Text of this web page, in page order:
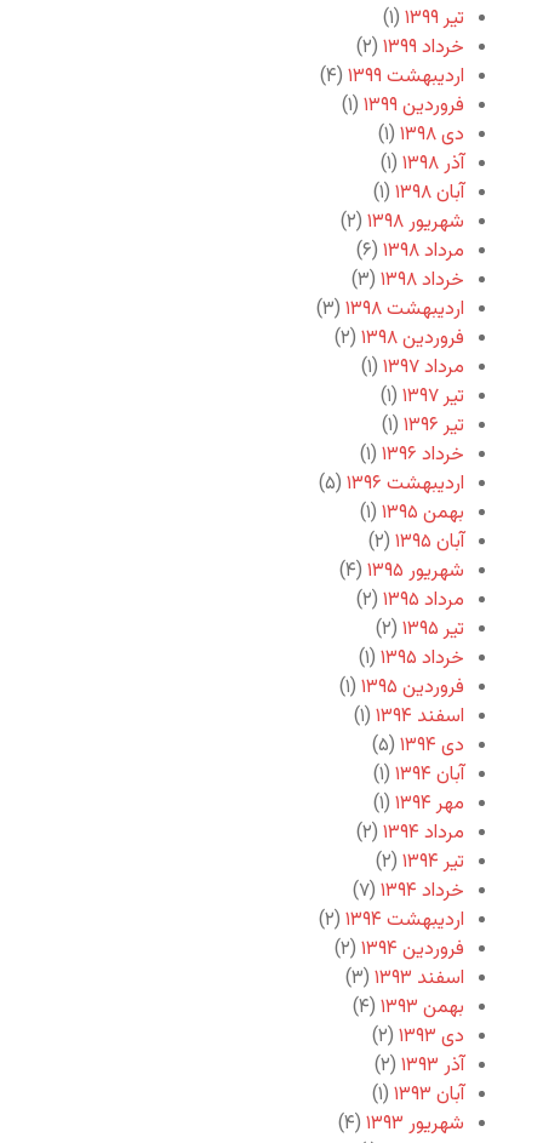
تیر ۱۳۹۹
(۱)
خرداد ۱۳۹۹
(۲)
اردیبهشت ۱۳۹۹
(۴)
فروردین ۱۳۹۹
(۱)
دی ۱۳۹۸
(۱)
آذر ۱۳۹۸
(۱)
آبان ۱۳۹۸
(۱)
شهریور ۱۳۹۸
(۲)
مرداد ۱۳۹۸
(۶)
خرداد ۱۳۹۸
(۳)
اردیبهشت ۱۳۹۸
(۳)
فروردین ۱۳۹۸
(۲)
مرداد ۱۳۹۷
(۱)
تیر ۱۳۹۷
(۱)
تیر ۱۳۹۶
(۱)
خرداد ۱۳۹۶
(۱)
اردیبهشت ۱۳۹۶
(۵)
بهمن ۱۳۹۵
(۱)
آبان ۱۳۹۵
(۲)
شهریور ۱۳۹۵
(۴)
مرداد ۱۳۹۵
(۲)
تیر ۱۳۹۵
(۲)
خرداد ۱۳۹۵
(۱)
فروردین ۱۳۹۵
(۱)
اسفند ۱۳۹۴
(۱)
دی ۱۳۹۴
(۵)
آبان ۱۳۹۴
(۱)
مهر ۱۳۹۴
(۱)
مرداد ۱۳۹۴
(۲)
تیر ۱۳۹۴
(۲)
خرداد ۱۳۹۴
(۷)
اردیبهشت ۱۳۹۴
(۲)
فروردین ۱۳۹۴
(۲)
اسفند ۱۳۹۳
(۳)
بهمن ۱۳۹۳
(۴)
دی ۱۳۹۳
(۲)
آذر ۱۳۹۳
(۲)
آبان ۱۳۹۳
(۱)
شهریور ۱۳۹۳
(۴)